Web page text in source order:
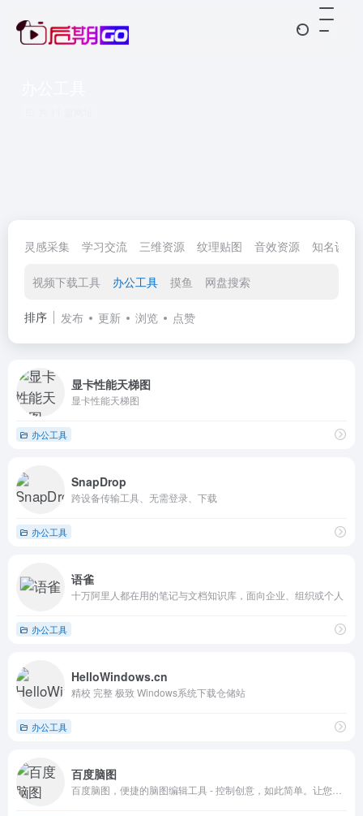
灵感采集 学习交流 三维资源 纹理贴图 音效资源 知名设计
视频下载工具 办公工具 摸鱼 网盘搜索
排序 发布 更新 浏览 点赞
显卡性能天梯图
显卡性能天梯图
办公工具
SnapDrop
跨设备传输工具、无需登录、下载
办公工具
语雀
十万阿里人都在用的笔记与文档知识库，面向企业、组织或个人
办公工具
HelloWindows.cn
精校 完整 极致 Windows系统下载仓储站
办公工具
百度脑图